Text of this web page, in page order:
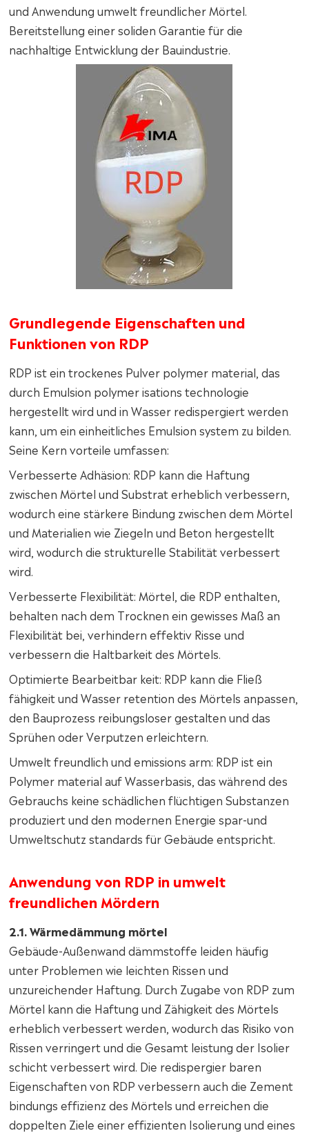
und Anwendung umwelt freundlicher Mörtel.
Bereitstellung einer soliden Garantie für die
nachhaltige Entwicklung der Bauindustrie.
Grundlegende Eigenschaften und
Funktionen von RDP
RDP ist ein trockenes Pulver polymer material, das
durch Emulsion polymer isations technologie
hergestellt wird und in Wasser redispergiert werden
kann, um ein einheitliches Emulsion system zu bilden.
Seine Kern vorteile umfassen:
Verbesserte Adhäsion: RDP kann die Haftung
zwischen Mörtel und Substrat erheblich verbessern,
wodurch eine stärkere Bindung zwischen dem Mörtel
und Materialien wie Ziegeln und Beton hergestellt
wird, wodurch die strukturelle Stabilität verbessert
wird.
Verbesserte Flexibilität: Mörtel, die RDP enthalten,
behalten nach dem Trocknen ein gewisses Maß an
Flexibilität bei, verhindern effektiv Risse und
verbessern die Haltbarkeit des Mörtels.
Optimierte Bearbeitbar keit: RDP kann die Fließ
fähigkeit und Wasser retention des Mörtels anpassen,
den Bauprozess reibungsloser gestalten und das
Sprühen oder Verputzen erleichtern.
Umwelt freundlich und emissions arm: RDP ist ein
Polymer material auf Wasserbasis, das während des
Gebrauchs keine schädlichen flüchtigen Substanzen
produziert und den modernen Energie spar-und
Umweltschutz standards für Gebäude entspricht.
Anwendung von RDP in umwelt
freundlichen Mördern
2.1. Wärmedämmung mörtel
Gebäude-Außenwand dämmstoffe leiden häufig
unter Problemen wie leichten Rissen und
unzureichender Haftung. Durch Zugabe von RDP zum
Mörtel kann die Haftung und Zähigkeit des Mörtels
erheblich verbessert werden, wodurch das Risiko von
Rissen verringert und die Gesamt leistung der Isolier
schicht verbessert wird. Die redispergier baren
Eigenschaften von RDP verbessern auch die Zement
bindungs effizienz des Mörtels und erreichen die
doppelten Ziele einer effizienten Isolierung und eines